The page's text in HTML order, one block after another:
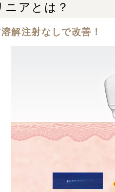
アとは？
解注射なしで改善！